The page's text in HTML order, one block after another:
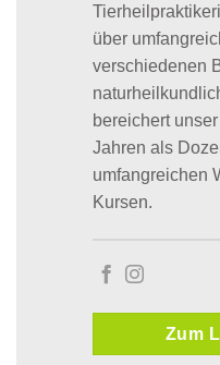
über
verschiedenen
bereichert
Jahren als
umfangreichen
Kursen.
Zum